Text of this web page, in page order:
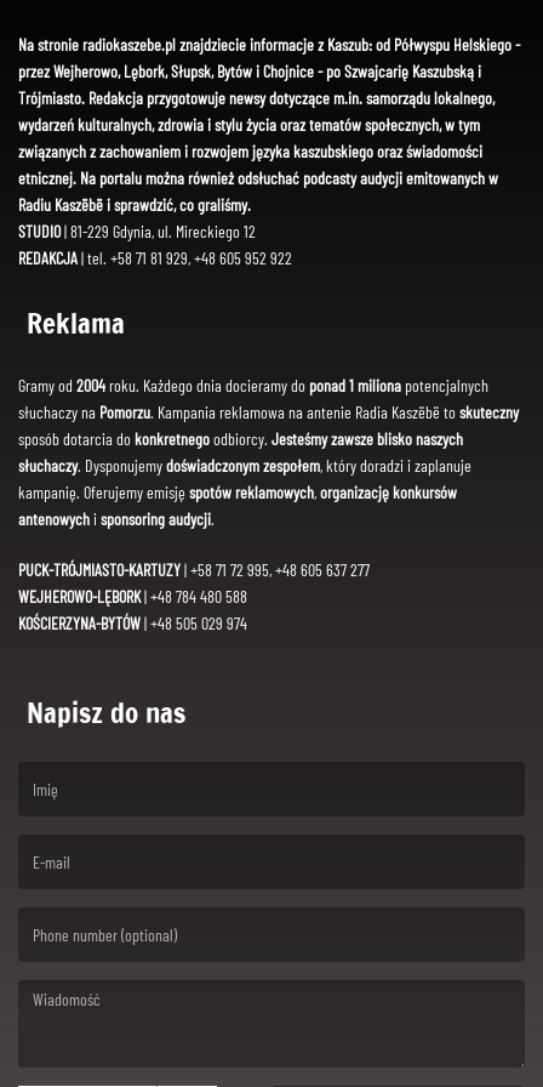
Na stronie radiokaszebe.pl znajdziecie informacje z Kaszub: od Półwyspu Helskiego -
przez Wejherowo, Lębork, Słupsk, Bytów i Chojnice - po Szwajcarię Kaszubską i
Trójmiasto. Redakcja przygotowuje newsy dotyczące m.in. samorządu lokalnego,
wydarzeń kulturalnych, zdrowia i stylu życia oraz tematów społecznych, w tym
związanych z zachowaniem i rozwojem języka kaszubskiego oraz świadomości
etnicznej. Na portalu można również odsłuchać podcasty audycji emitowanych w
Radiu Kaszëbë i sprawdzić, co graliśmy.
STUDIO| 81-229 Gdynia, ul. Mireckiego 12
REDAKCJA| tel. +58 71 81 929, +48 605 952 922
Reklama
Gramy od 2004roku. Każdego dnia docieramy do ponad 1 miliona potencjalnych
słuchaczy na Pomorzu. Kampania reklamowa na antenie Radia Kaszëbë toskuteczny
sposób dotarcia dokonkretnegoodbiorcy. Jesteśmy zawsze blisko naszych
słuchaczy. Dysponujemydoświadczonym zespołem, który doradzi i zaplanuje
kampanię. Oferujemy emisję spotów reklamowych,organizację konkursów
antenowychi sponsoring audycji.
PUCK-TRÓJMIASTO-KARTUZY| +58 71 72 995, +48 605 637 277
WEJHEROWO-LĘBORK| +48 784 480 588
KOŚCIERZYNA-BYTÓW| +48 505 029 974
Napisz do nas